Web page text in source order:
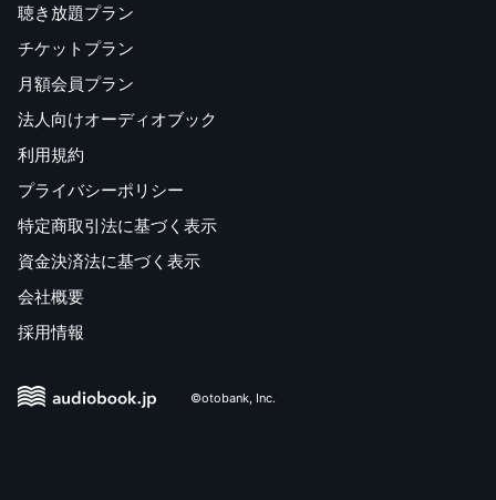
聴き放題プラン
チケットプラン
月額会員プラン
法人向けオーディオブック
利用規約
プライバシーポリシー
特定商取引法に基づく表示
資金決済法に基づく表示
会社概要
採用情報
©otobank, Inc.